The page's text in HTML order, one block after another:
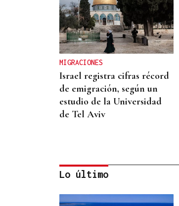
MIGRACIONES
Israel registra cifras récord
de emigración, según un
estudio de la Universidad
de Tel Aviv
Lo último